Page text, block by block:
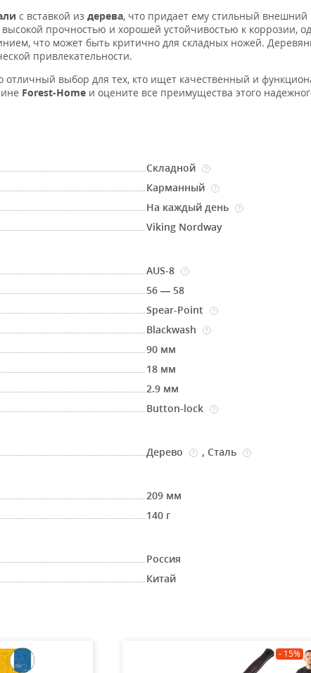
с вставкой из дерева, что придает ему стильный
прочностью и хорошей устойчивостью к коррозии,
что может быть критично для складных ножей.
привлекательности.
выбор для тех, кто ищет качественный и
Forest-Home и оцените все преимущества этого
Складной ?
Карманный ?
На каждый день ?
Viking Nordway
AUS-8 ?
56 — 58
Spear-Point ?
Blackwash ?
90 мм
18 мм
2.9 мм
Button-lock ?
Дерево ? ,Сталь ?
209 мм
140 г
Россия
Китай
- 15%